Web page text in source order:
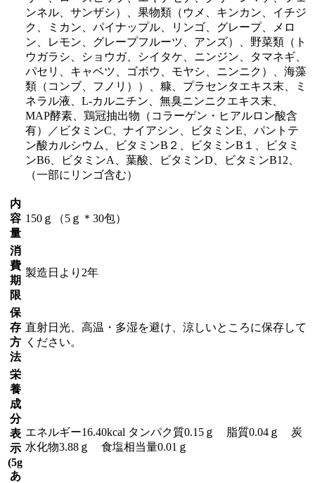
ンネル、サンザシ）、果物類（ウメ、キンカン、イチジ
ク、ミカン、パイナップル、リンゴ、グレープ、メロ
ン、レモン、グレープフルーツ、アンズ）、野菜類（ト
ウガラシ、ショウガ、シイタケ、ニンジン、タマネギ、
パセリ、キャベツ、ゴボウ、モヤシ、ニンニク）、海藻
類（コンブ、フノリ））、糠、プラセンタエキス末、ミ
ネラル液、L-カルニチン、無臭ニンニクエキス末、
MAP酵素、鶏冠抽出物（コラーゲン・ヒアルロン酸含
有）／ビタミンC、ナイアシン、ビタミンE、パントテ
ン酸カルシウム、ビタミンB２、ビタミンB１、ビタミ
ンB6、ビタミンA、葉酸、ビタミンD、ビタミンB12、
（一部にリンゴ含む）
内
容
量
150ｇ（5ｇ＊30包）
消
費
期
限
製造日より2年
保
存
方
法
直射日光、高温・多湿を避け、涼しいところに保存して
ください。
栄
養
成
分
表
示
(5g
あ
エネルギー16.40kcal タンパク質0.15ｇ 脂質0.04ｇ 炭
水化物3.88ｇ 食塩相当量0.01ｇ